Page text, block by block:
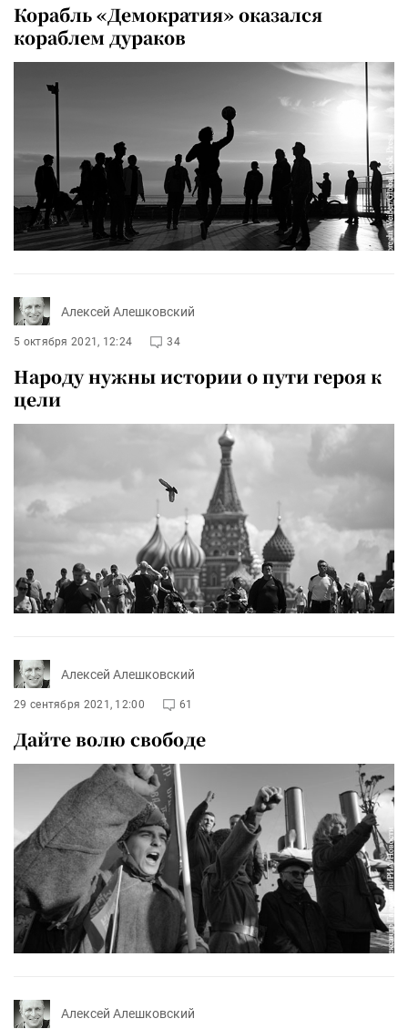
Корабль «Демократия» оказался
кораблем дураков
Алексей Алешковский
5 октября 2021, 12:24 34
Народу нужны истории о пути героя к
цели
Алексей Алешковский
29 сентября 2021, 12:00 61
Дайте волю свободе
Алексей Алешковский